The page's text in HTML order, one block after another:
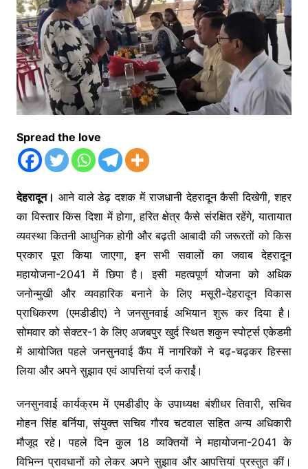
Spread the love
देहरादून। आने वाले डेढ़ दशक में राजधानी देहरादून कैसी दिखेगी, शहर
का विस्तार किस दिशा में होगा, हरित क्षेत्र कैसे संरक्षित रहेंगे, यातायात
व्यवस्था कितनी आधुनिक होगी और बढ़ती आबादी की जरूरतों को किस
प्रकार पूरा किया जाएगा, इन सभी सवालों का जवाब देहरादून
महायोजना-2041 में छिपा है। इसी महत्वपूर्ण योजना को अधिक
जनोन्मुखी और व्यवहारिक बनाने के लिए मसूरी-देहरादून विकास
प्राधिकरण (एमडीडीए) ने जनसुनवाई अभियान शुरू कर दिया है।
सोमवार को सेक्टर-1 के लिए अजबपुर खुर्द स्थित शकुन स्पोर्ट्स एकेडमी
में आयोजित पहले जनसुनवाई कैंप में नागरिकों ने बढ़-चढ़कर हिस्सा
लिया और अपने सुझाव एवं आपत्तियां दर्ज कराईं।
जनसुनवाई कार्यक्रम में एमडीडीए के उपाध्यक्ष बंशीधर तिवारी, सचिव
मोहन सिंह बर्निया, संयुक्त सचिव गौरव चटवाल सहित अन्य अधिकारी
मौजूद रहे। पहले दिन कुल 18 व्यक्तियों ने महायोजना-2041 के
विभिन्न प्रावधानों को लेकर अपने सुझाव और आपत्तियां प्रस्तुत कीं।